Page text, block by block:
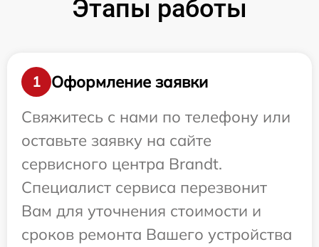
Этапы работы
1
Оформление заявки
Свяжитесь с нами по телефону или
оставьте заявку на сайте
сервисного центра Brandt.
Специалист сервиса перезвонит
Вам для уточнения стоимости и
сроков ремонта Вашего устройства